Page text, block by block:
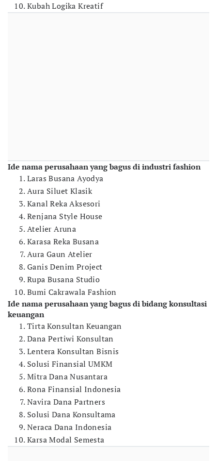
Kubah Logika Kreatif
Ide nama perusahaan yang bagus di industri fashion
Laras Busana Ayodya
Aura Siluet Klasik
Kanal Reka Aksesori
Renjana Style House
Atelier Aruna
Karasa Reka Busana
Aura Gaun Atelier
Ganis Denim Project
Rupa Busana Studio
Bumi Cakrawala Fashion
Ide nama perusahaan yang bagus di bidang konsultasi
keuangan
Tirta Konsultan Keuangan
Dana Pertiwi Konsultan
Lentera Konsultan Bisnis
Solusi Finansial UMKM
Mitra Dana Nusantara
Rona Finansial Indonesia
Navira Dana Partners
Solusi Dana Konsultama
Neraca Dana Indonesia
Karsa Modal Semesta